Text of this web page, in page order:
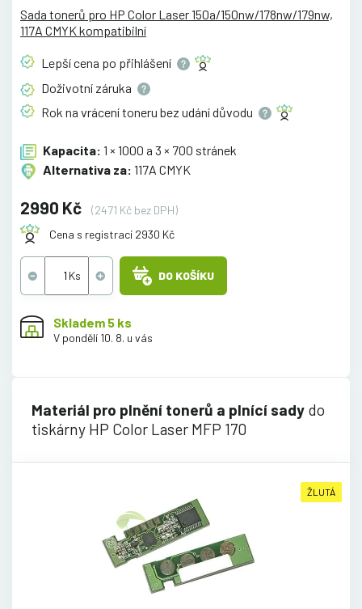
Sada tonerů pro HP Color Laser 150a/150nw/178nw/179nw,
117A CMYK kompatibilní
Lepší cena po přihlášení
Doživotní záruka
Rok na vrácení toneru bez udánídůvodu
Kapacita: 1 × 1000 a 3 × 700 stránek
Alternativa za: 117A CMYK
2990 Kč
(2471 Kč bez DPH)
Cena s registrací 2930 Kč
DO KOŠÍKU
Skladem 5 ks
V pondělí 10. 8. u vás
Materiál pro plnění tonerů a plnící sady do
tiskárny HP Color Laser MFP 170
ŽLUTÁ